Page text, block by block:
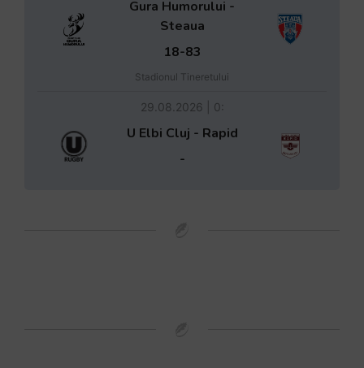
Gura Humorului -
Steaua
18-83
Stadionul Tineretului
29.08.2026 | 0:
U Elbi Cluj - Rapid
-